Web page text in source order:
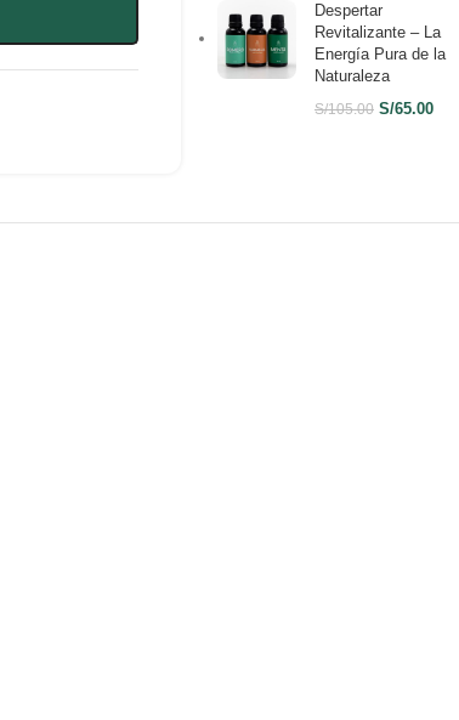
Despertar
Revitalizante – La
Energía Pura de la
Naturaleza
S/105.00 S/65.00